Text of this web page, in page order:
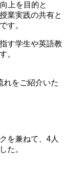
上を目的と
業実践の共有と
す。
す学生や英語教
。
れをご紹介いた
を兼ねて、4人
た。